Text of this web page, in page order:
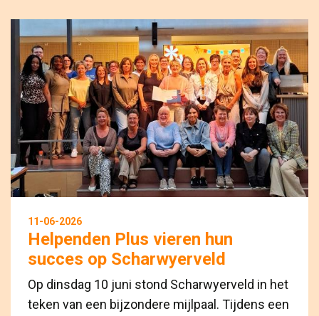
11-06-2026
Helpenden Plus vieren hun
succes op Scharwyerveld
Op dinsdag 10 juni stond Scharwyerveld in het
teken van een bijzondere mijlpaal. Tijdens een